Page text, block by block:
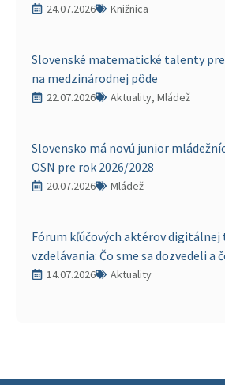
24.07.2026 Knižnica
Slovenské matematické talenty
na medzinárodnej pôde
22.07.2026 Aktuality, Mládež
Slovensko má novú junior
OSN pre rok 2026/2028
20.07.2026 Mládež
Fórum kľúčových aktérov
vzdelávania: Čo sme sa dozvedeli a
14.07.2026 Aktuality